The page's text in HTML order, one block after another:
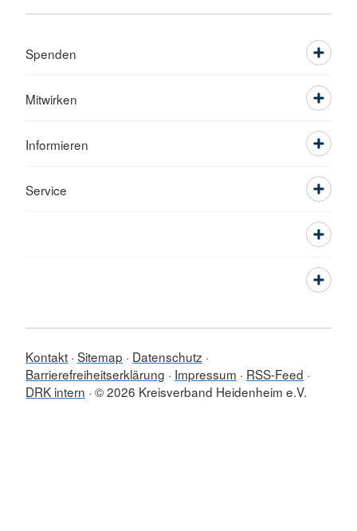
Spenden
Mitwirken
Informieren
Service
Kontakt Sitemap
Datenschutz
Barrierefreiheitserklärung
Impressum
RSS-Feed
DRK intern © 2026 Kreisverband Heidenheim e.V.